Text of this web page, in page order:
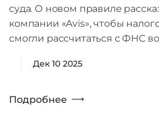
суда. О новом правиле
компании «Avis», чтобы
смогли рассчитаться с ФНС
Дек 10 2025
Подробнее